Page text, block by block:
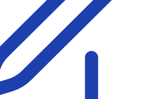
база УТОГ
ООН
ВФГ
документи